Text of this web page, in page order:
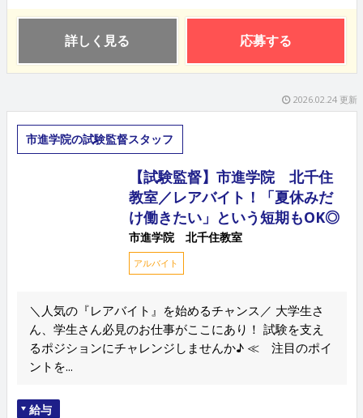
詳しく見る 応募する
2026.02.24 更新
市進学院の試験監督スタッフ
【試験監督】市進学院 北千住
教室／レアバイト！「夏休みだ
け働きたい」という短期もOK◎
市進学院 北千住教室
アルバイト
＼人気の『レアバイト』を始めるチャンス／ 大学生さ
ん、学生さん必見のお仕事がここにあり！ 試験を支え
るポジションにチャレンジしませんか♪ ≪ 注目のポイ
ントを...
給与